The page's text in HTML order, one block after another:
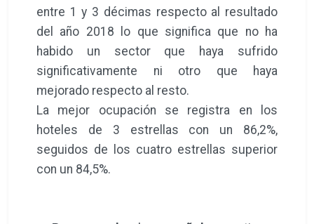
entre 1 y 3 décimas respecto al resultado
del año 2018 lo que significa que no ha
habido un sector que haya sufrido
significativamente ni otro que haya
mejorado respecto al resto.
La mejor ocupación se registra en los
hoteles de 3 estrellas con un 86,2%,
seguidos de los cuatro estrellas superior
con un 84,5%.